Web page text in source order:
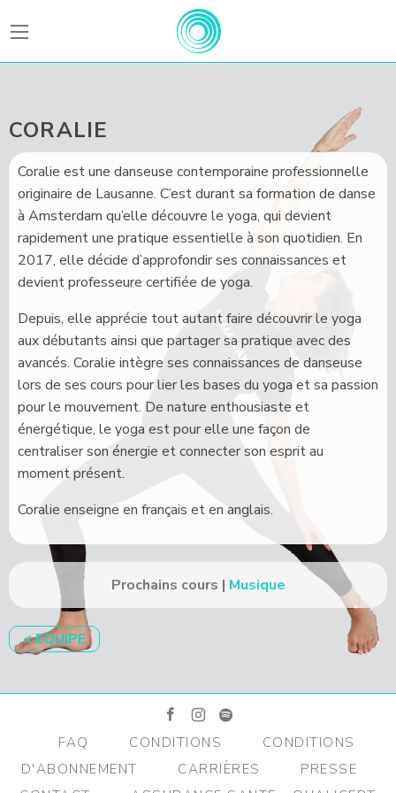
BEATFitness
CORALIE
Coralie est une danseuse contemporaine professionnelle
originaire de Lausanne. C’est durant sa formation de danse
à Amsterdam qu’elle découvre le yoga, qui devient
rapidement une pratique essentielle à son quotidien. En
2017, elle décide d’approfondir ses connaissances et
devient professeure certifiée de yoga.
Depuis, elle apprécie tout autant faire découvrir le yoga
aux débutants ainsi que partager sa pratique avec des
avancés. Coralie intègre ses connaissances de danseuse
lors de ses cours pour lier les bases du yoga et sa passion
pour le mouvement. De nature enthousiaste et
énergétique, le yoga est pour elle une façon de
centraliser son énergie et connecter son esprit au
moment présent.
Coralie enseigne en français et en anglais.
Prochains cours Musique
< EQUIPE
facebook instagram spotify
FAQ CONDITIONS
CONDITIONS
D'ABONNEMENT
CARRIÈRES
PRESSE